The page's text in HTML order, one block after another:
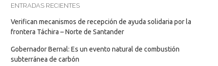
ENTRADAS RECIENTES
Verifican mecanismos de recepción de ayuda solidaria por la
frontera Táchira – Norte de Santander
Gobernador Bernal: Es un evento natural de combustión
subterránea de carbón